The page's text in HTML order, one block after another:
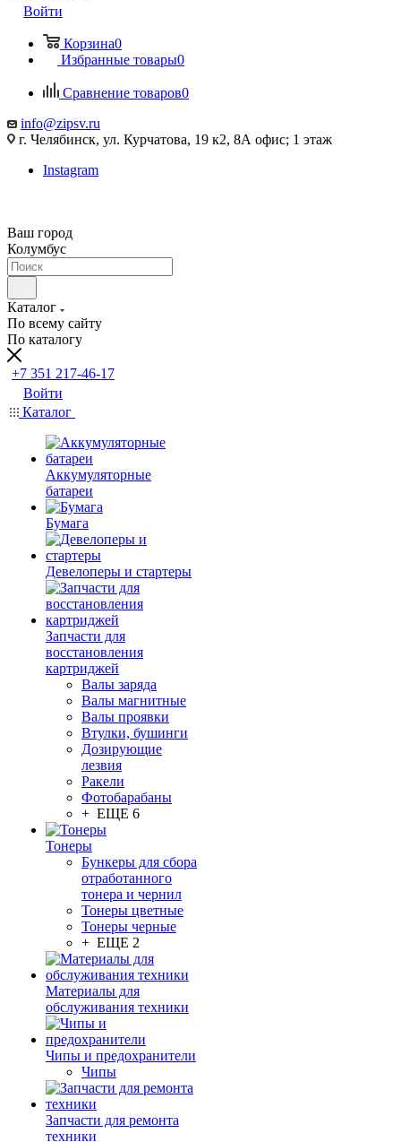
Войти
Корзина0
Избранные товары0
Сравнение товаров0
info@zipsv.ru
г. Челябинск, ул. Курчатова, 19 к2, 8А офис; 1 этаж
Instagram
Ваш город
Колумбус
Каталог
По всему сайту
По каталогу
+7 351 217-46-17
Войти
Каталог
Аккумуляторные
батареи
Бумага
Девелоперы и стартеры
Запчасти для
восстановления
картриджей
Валы заряда
Валы магнитные
Валы проявки
Втулки, бушинги
Дозирующие
лезвия
Ракели
Фотобарабаны
+ ЕЩЕ 6
Тонеры
Бункеры для сбора
отработанного
тонера и чернил
Тонеры цветные
Тонеры черные
+ ЕЩЕ 2
Материалы для
обслуживания техники
Чипы и предохранители
Чипы
Запчасти для ремонта
техники